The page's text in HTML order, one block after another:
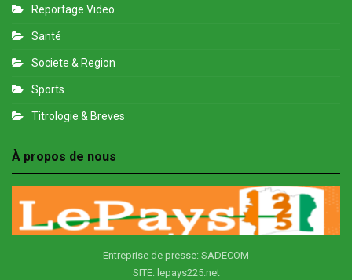
Reportage Video
Santé
Societe & Region
Sports
Titrologie & Breves
À propos de nous
Entreprise de presse: SADECOM
SITE: lepays225.net